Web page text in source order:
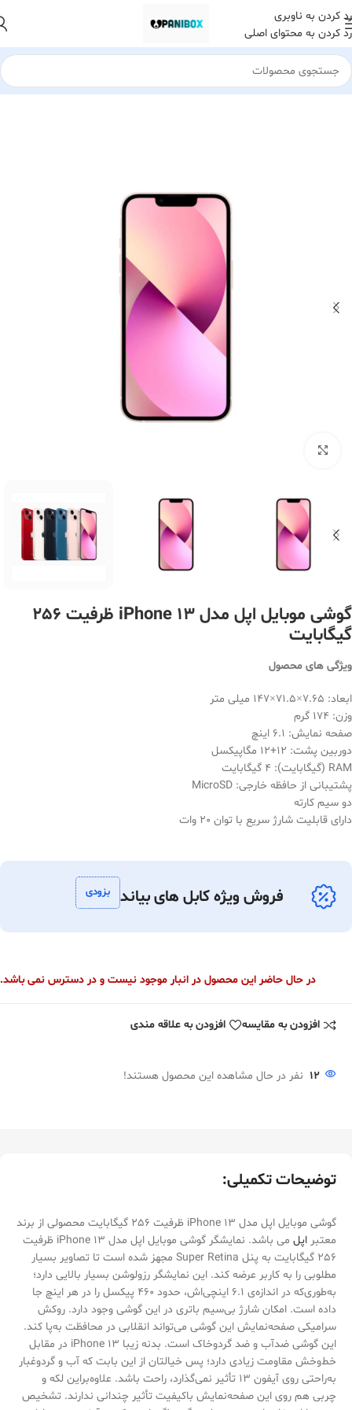
رد کردن به ناوبری
رد کردن به محتوای اصلی
خانه کالای دیجیتال گوشی موبایل اپل (Apple)
گوشی موبایل اپل مدل iPhone 13 ظرفیت 256
گیگابایت
ویژگی های محصول
ابعاد: 7.65×71.5×147 میلی متر
وزن: 174 گرم
صفحه نمایش: 6.1 اینچ
دوربین پشت: 12+12 مگاپیکسل
RAM (گیگابایت): 4 گیگابایت
پشتیبانی از حافظه خارجی: MicroSD
دو سیم کارته
دارای قابلیت شارژ سریع با توان 20 وات
فروش ویژه کابل های بیاند بزودی
در حال حاضر این محصول در انبار موجود نیست و در دسترس نمی باشد.
افزودن به مقایسه افزودن به علاقه مندی
12 نفر در حال مشاهده این محصول هستند!
توضیحات تکمیلی:
گوشی موبایل اپل مدل iPhone 13 ظرفیت 256 گیگابایت محصولی از برند
معتبر اپل
می باشد. نمایشگر گوشی موبایل اپل مدل iPhone 13 ظرفیت
256 گیگابایت به پنل Super Retina مجهز ‌شده است تا تصاویر بسیار
مطلوبی را به کاربر عرضه کند. این نمایشگر رزولوشن بسیار بالایی دارد؛
به‌طوری‌که در اندازه­‌ی 6.1 اینچی‌اش، حدود 460 پیکسل را در هر اینچ جا
داده است. امکان شارژ بی‌‌سیم باتری در این گوشی وجود دارد. روکش
سرامیکی صفحه‌نمایش این گوشی می‌تواند انقلابی در محافظت به‌پا کند.
این گوشی ضدآب و ضد گردوخاک است. بدنه­ زیبا iPhone 13 در مقابل
خط‌‌وخش مقاومت زیادی دارد؛ پس خیالتان از این بابت که آب و گردوغبار
به‌‌راحتی روی آیفون 13 تأثیر نمی‌‌گذارد، راحت باشد. علاوه‌براین لکه و
چربی هم روی این صفحه‌نمایش باکیفیت تأثیر چندانی ندارند. تشخیص